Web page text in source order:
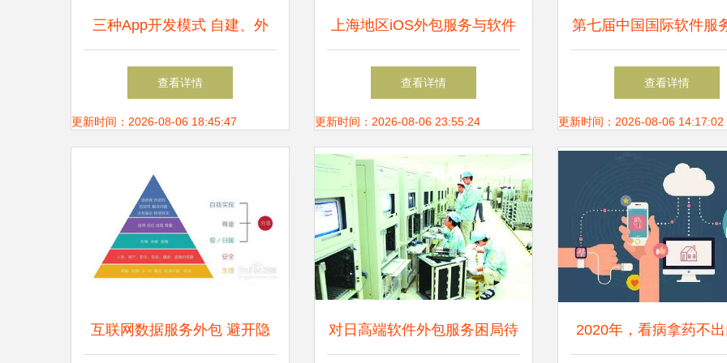
三种App开发模式 自建、外
包、免编程自制，哪一种适合
你？
查看详情
更新时间：2026-08-06 18:45:47
上海地区iOS外包服务与软件
开发 高效数据驱动的行业选
择
查看详情
更新时间：2026-08-06 23:55:24
第七届中国国际软件服
大会在我市召开 聚焦
数据服务新趋势
查看详情
更新时间：2026-08-06 14:17:02
互联网数据服务外包 避开隐 对日高端软件外包服务困局待 2020年，看病拿药不